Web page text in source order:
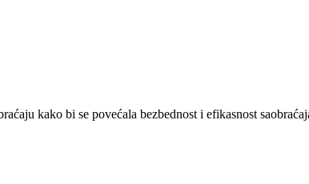
kako bi se povećala bezbednost i efikasnost